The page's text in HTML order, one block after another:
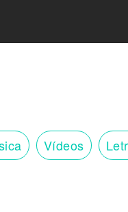
Vídeos